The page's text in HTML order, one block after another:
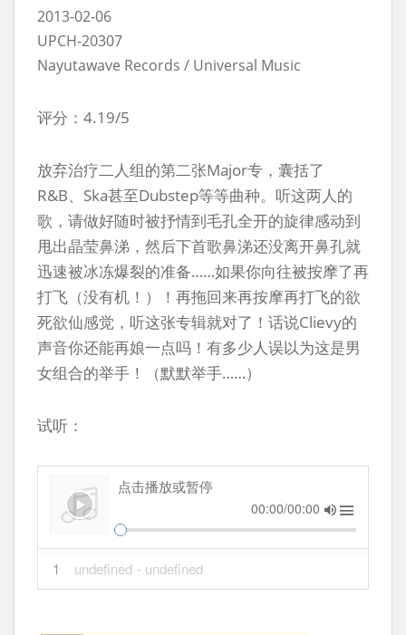
2013-02-06
UPCH-20307
Nayutawave Records / Universal Music
评分：4.19/5
放弃治疗二人组的第二张Major专，囊括了
R&B、Ska甚至Dubstep等等曲种。听这两人的
歌，请做好随时被抒情到毛孔全开的旋律感动到
甩出晶莹鼻涕，然后下首歌鼻涕还没离开鼻孔就
迅速被冰冻爆裂的准备……如果你向往被按摩了再
打飞（没有机！）！再拖回来再按摩再打飞的欲
死欲仙感觉，听这张专辑就对了！话说Clievy的
声音你还能再娘一点吗！有多少人误以为这是男
女组合的举手！（默默举手……）
试听：
点击播放或暂停
00:00/00:00
1 undefined - undefined